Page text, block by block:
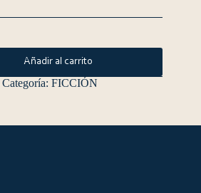
Añadir al carrito
Categoría: FICCIÓN